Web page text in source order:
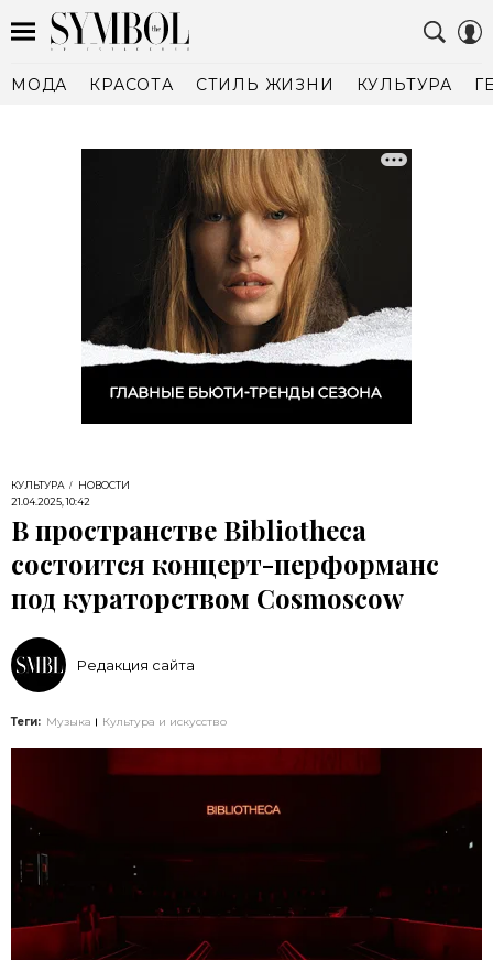
МОДА КРАСОТА СТИЛЬ ЖИЗНИ КУЛЬТУРА
КУЛЬТУРА
НОВОСТИ
21.04.2025, 10:42
В пространстве Bibliotheca
состоится концерт-перформанс
под кураторством Cosmoscow
Редакция сайта
Теги: Музыка Культура и искусство